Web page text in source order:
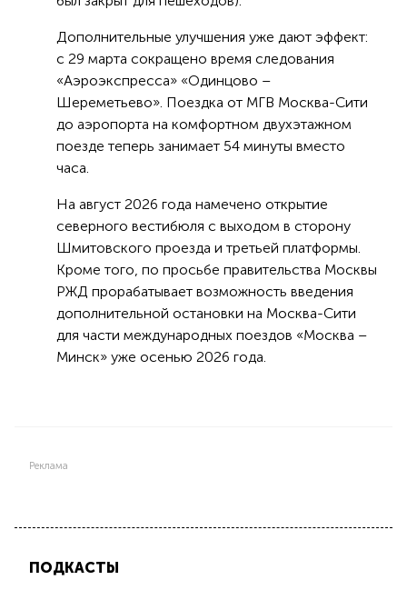
Дополнительные улучшения уже дают эффект:
с 29 марта сокращено время следования
«Аэроэкспресса» «Одинцово –
Шереметьево». Поездка от МГВ Москва-Сити
до аэропорта на комфортном двухэтажном
поезде теперь занимает 54 минуты вместо
часа.
На август 2026 года намечено открытие
северного вестибюля с выходом в сторону
Шмитовского проезда и третьей платформы.
Кроме того, по просьбе правительства Москвы
РЖД прорабатывает возможность введения
дополнительной остановки на Москва-Сити
для части международных поездов «Москва –
Минск» уже осенью 2026 года.
Реклама
ПОДКАСТЫ